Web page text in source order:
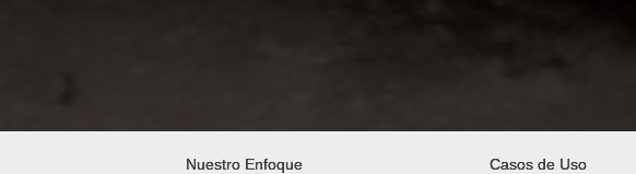
Nuestro Enfoque Casos de Uso